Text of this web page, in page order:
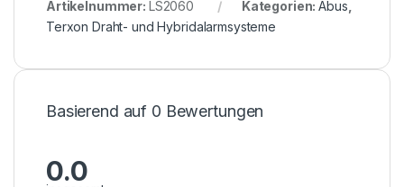
Artikelnummer: LS2060 Kategorien:Abus
Terxon Draht- und Hybridalarmsysteme
Basierend auf 0 Bewertungen
0.0